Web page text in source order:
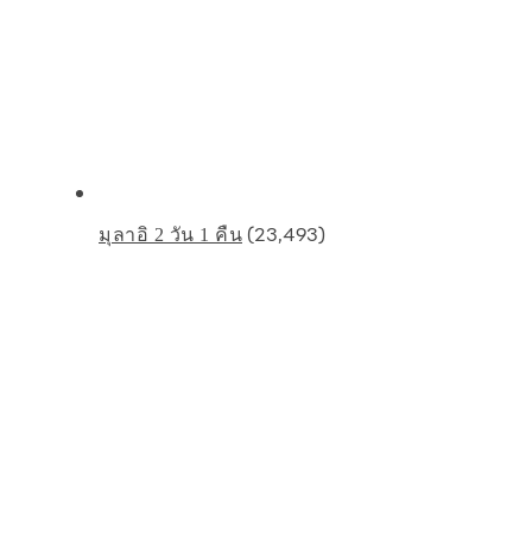
มุลาอิ 2 วัน 1 คืน (23,493)